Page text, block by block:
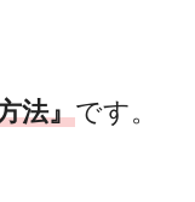
法』です。